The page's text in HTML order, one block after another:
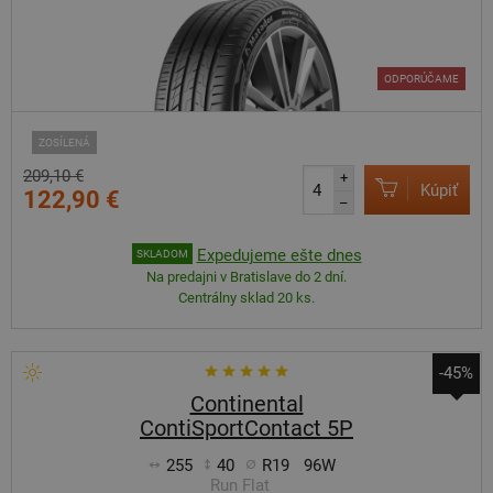
ZOSÍLENÁ
ODPORÚČAME
209,10 €
122,90 €
+
–
Kúpiť
SKLADOM Expedujeme ešte dnes
Na predajni v Bratislave do 2 dní.
Centrálny sklad 20 ks.
-45%
Continental
ContiSportContact 5P
255 40 R19
96W
Run Flat